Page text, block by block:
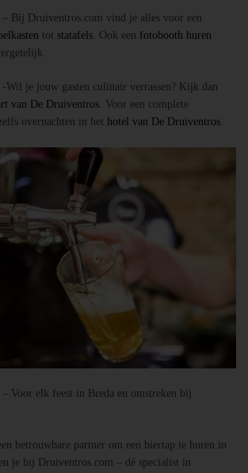
– Bij Druiventros.com vind je alles voor een
tot statafels. Ook een fotobooth huren
-Wil je jouw gasten culinair verrassen? Kijk dan
van De Druiventros. Voor een complete
overnachten in het hotel van De Druiventros.
– Voor elk feest in Breda en omstreken bij
betrouwbare partner om een biertap te huren in
je bij Druiventros.com – dé specialist in